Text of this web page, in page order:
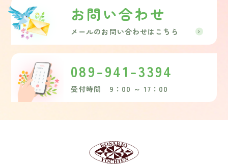
お問い合わせ
メールのお問い合わせはこちら
089-941-3394
受付時間 9：00 ～ 17：00